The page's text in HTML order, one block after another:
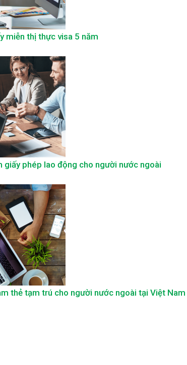
miễn thị thực visa 5 năm
giấy phép lao động cho người nước ngoài
thẻ tạm trú cho người nước ngoài tại Việt Nam